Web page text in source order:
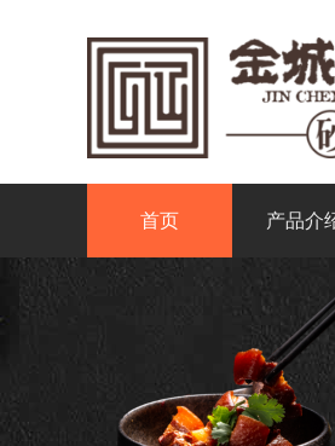
首页 产品介